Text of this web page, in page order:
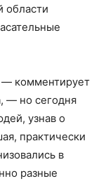
области
комментирует
— но сегодня
узнав о
практически
в
разные